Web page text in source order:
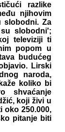
razlike
njihovim
slobodni. Za
slobodni';
televiziji ti
popom u
budućeg
Lirski
naroda,
koliko bi
shvaćanje
koji živi u
oko 250.000,
pitanje biti